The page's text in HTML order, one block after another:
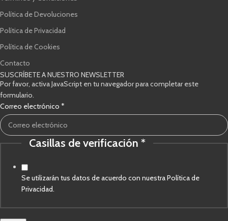
Política de Devoluciones
Política de Privacidad
Política de Cookies
Contacto
SUSCRÍBETE A NUESTRO NEWSLETTER
Por favor, activa JavaScript en tu navegador para completar este
formulario.
Correo electrónico *
verificación
Casillas
Casillas de verificación *
Se utilizarán tus datos de acuerdo con nuestra Política de
Privacidad.